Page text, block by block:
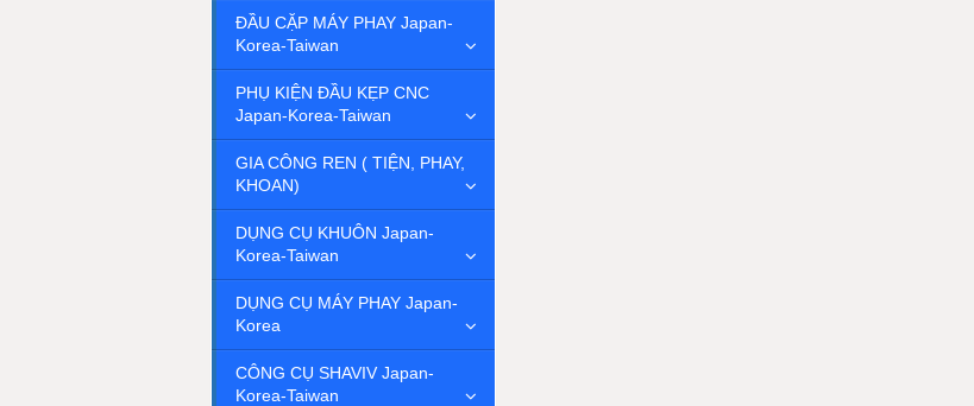
ĐẦU CẶP MÁY PHAY Japan-
Korea-Taiwan
PHỤ KIỆN ĐẦU KẸP CNC
Japan-Korea-Taiwan
GIA CÔNG REN ( TIỆN, PHAY,
KHOAN)
DỤNG CỤ KHUÔN Japan-
Korea-Taiwan
DỤNG CỤ MÁY PHAY Japan-
Korea
CÔNG CỤ SHAVIV Japan-
Korea-Taiwan